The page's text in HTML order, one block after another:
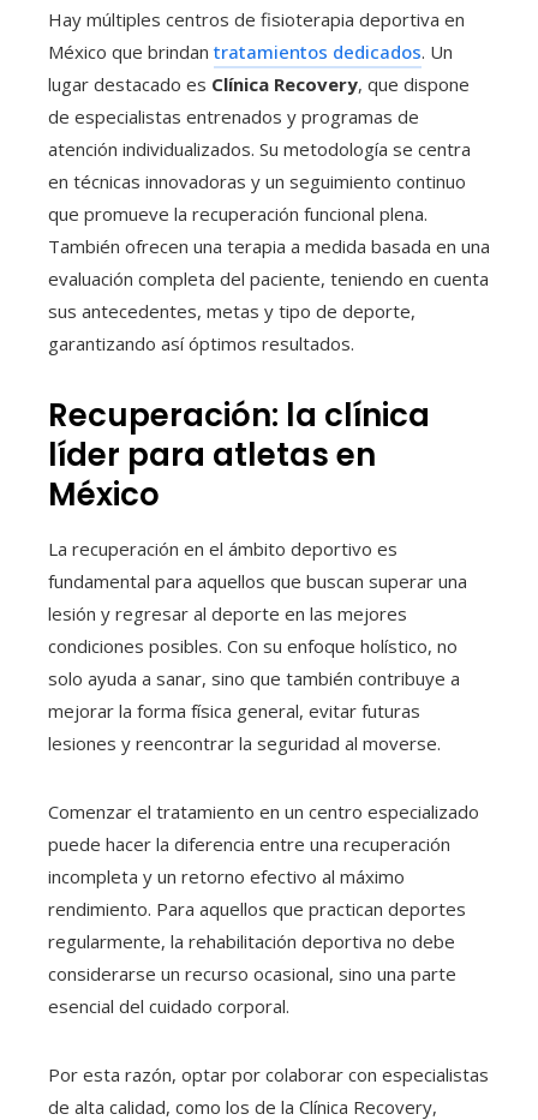
Hay múltiples centros de fisioterapia deportiva en
México que brindan tratamientos dedicados. Un
lugar destacado es Clínica Recovery, que dispone
de especialistas entrenados y programas de
atención individualizados. Su metodología se centra
en técnicas innovadoras y un seguimiento continuo
que promueve la recuperación funcional plena.
También ofrecen una terapia a medida basada en una
evaluación completa del paciente, teniendo en cuenta
sus antecedentes, metas y tipo de deporte,
garantizando así óptimos resultados.
Recuperación: la clínica
líder para atletas en
México
La recuperación en el ámbito deportivo es
fundamental para aquellos que buscan superar una
lesión y regresar al deporte en las mejores
condiciones posibles. Con su enfoque holístico, no
solo ayuda a sanar, sino que también contribuye a
mejorar la forma física general, evitar futuras
lesiones y reencontrar la seguridad al moverse.
Comenzar el tratamiento en un centro especializado
puede hacer la diferencia entre una recuperación
incompleta y un retorno efectivo al máximo
rendimiento. Para aquellos que practican deportes
regularmente, la rehabilitación deportiva no debe
considerarse un recurso ocasional, sino una parte
esencial del cuidado corporal.
Por esta razón, optar por colaborar con especialistas
de alta calidad, como los de la Clínica Recovery,